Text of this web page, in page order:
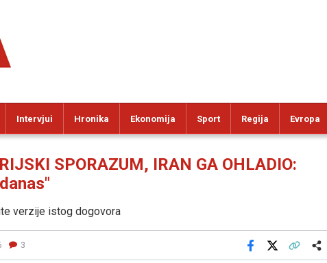
Intervjui Hronika Ekonomija Sport Regija Evropa
SPORAZUM, IRAN GA OHLADIO:
verzije istog dogovora
3
Facebook